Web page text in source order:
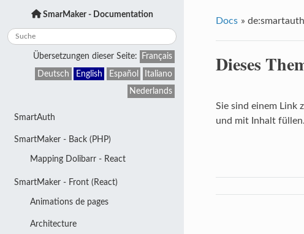
Docs »
Dieses
Sie sind einem Link
und mit Inhalt füllen.
SmarMaker - Documentation
Übersetzungen dieser Seite:
Français
Deutsch
English Español
Italiano
Nederlands
SmartAuth
SmartMaker - Back (PHP)
Mapping Dolibarr - React
SmartMaker - Front (React)
Animations de pages
Architecture